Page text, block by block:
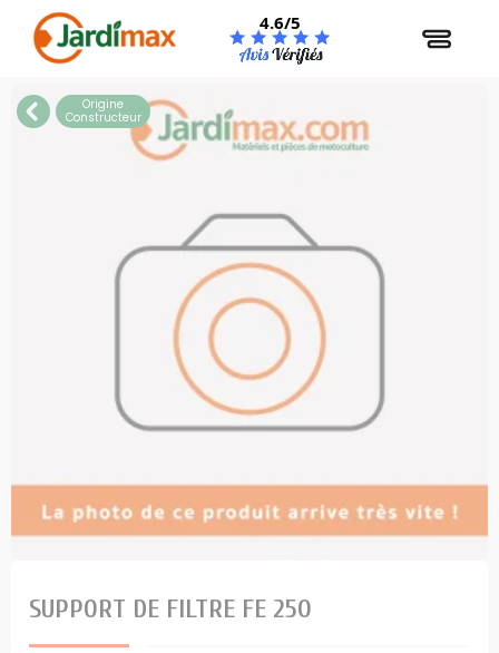
4.6/5
Origine
Constructeur
SUPPORT DE FILTRE FE 250
Panneau de gestion des cookies